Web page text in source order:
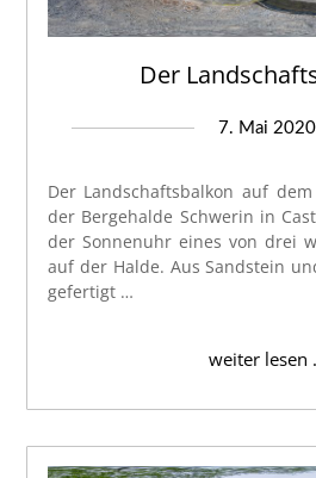
Der
7. Mai 2020
Der Landschaftsbalkon auf
der Bergehalde Schwerin in
der Sonnenuhr eines von drei
auf der Halde. Aus Sandstein
gefertigt …
weiter lesen